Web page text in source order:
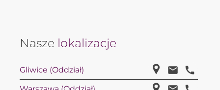
Nasze lokalizacje
Gliwice (Oddział)